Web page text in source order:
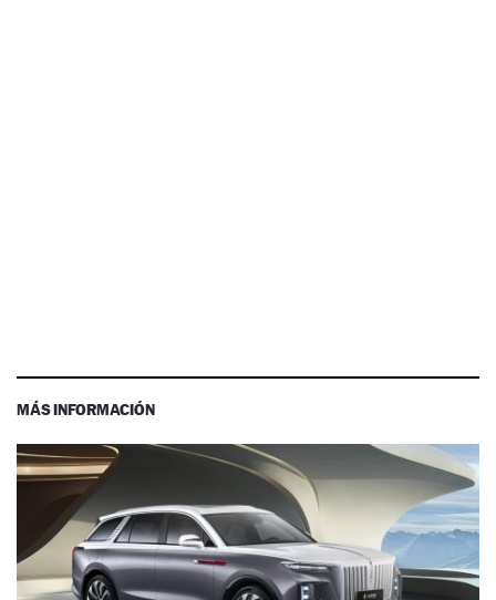
MÁS INFORMACIÓN